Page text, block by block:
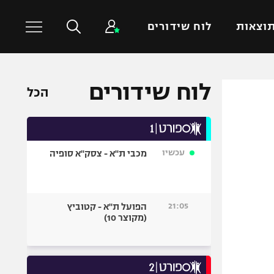
תוצאות לוח שידורים
כדורסל עולמי ענפים נוספים
כדורעף
אגרוף
UFC
היאבקות WWE
לוח שידורים הכל
עכשיו מכבי ת"א - צסק"א סופיה
21:05
הפועל ת"א - קטוביץ
(מקוצר 10)